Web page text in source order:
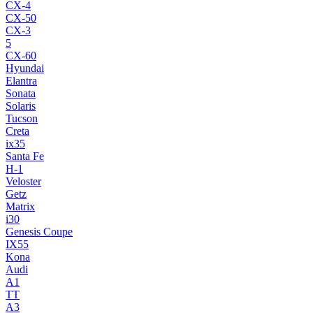
CX-4
CX-50
CX-3
5
CX-60
Hyundai
Elantra
Sonata
Solaris
Tucson
Creta
ix35
Santa Fe
H-1
Veloster
Getz
Matrix
i30
Genesis Coupe
IX55
Kona
Audi
A1
TT
A3